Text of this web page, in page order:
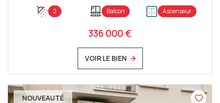
2 Balcon Ascenseur
336 000 €
VOIR LE BIEN
NOUVEAUTÉ